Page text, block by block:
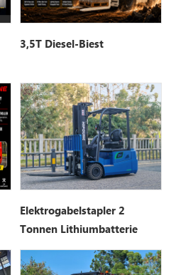
3,5T Diesel-Biest
Elektrogabelstapler 2
Tonnen Lithiumbatterie